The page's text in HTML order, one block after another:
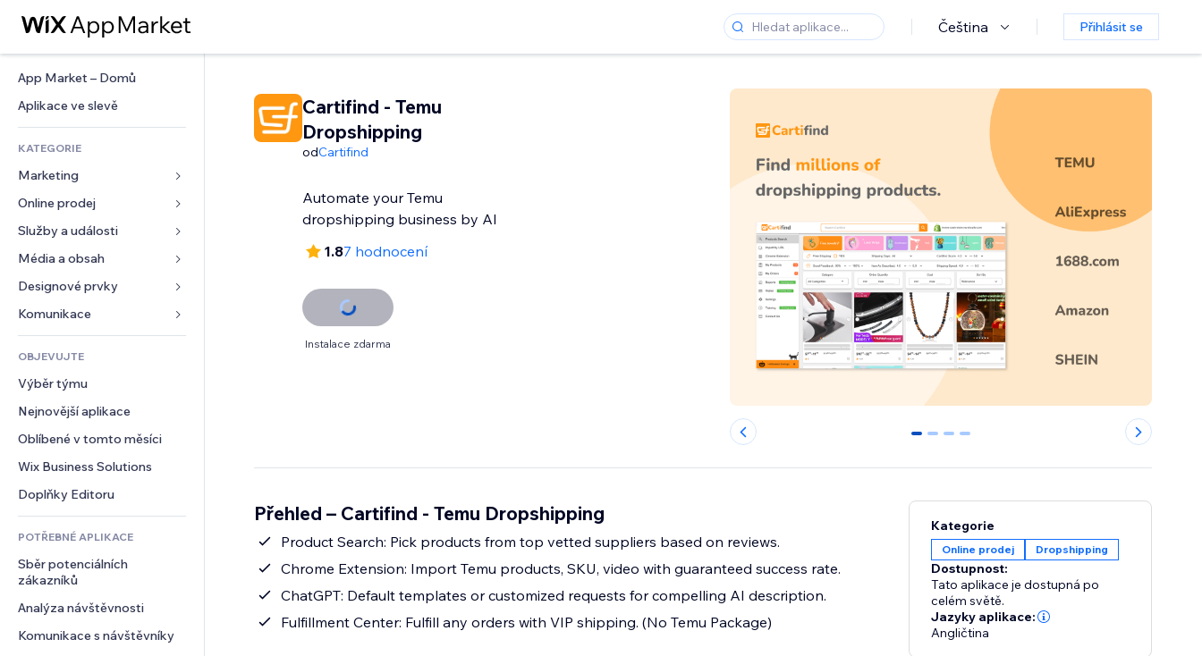
Čeština Přihlásit se
App Market – Domů
Aplikace ve slevě
KATEGORIE
Marketing
Reklamy
Mobilní zařízení
Analytika
Výpisy webu
E‑mail
Online prodej
Aplikace pro obchody
Doprava a doručení
Tlačítka pro prodej
Účetnictví
Kupóny a věrnostní programy
Skladování
Jídlo a nápoje
Služby a události
Ubytování
Události
Restaurace
Nemovitosti
Rezervace
Média a obsah
Galerie
Hudba
Podcasty
Fotografie
Video
PDF
Sdílení souborů
Novinky
Designové prvky
Mapy a navigace
Soukromí a bezpečnost
Hodiny
Šablony stránek
Efekty pro obrázky
Tlačítka a nabídky
Bannery a odznaky
Kalkulačky
Vyhledávání
Počasí
Tabulky a grafy
Formuláře
Ankety
Chat
Komentáře
Telefon
Komunita
Reference a recenze
CRM
OBJEVUJTE
Výběr týmu
Nejnovější aplikace
Oblíbené v tomto měsíci
Wix Business Solutions
Doplňky Editoru
POTŘEBNÉ APLIKACE
Sběr potenciálních
zákazníků
Analýza návštěvnosti
Komunikace s návštěvníky
Cartifind - Temu
Dropshipping
odCartifind
Automate your Temu
dropshipping business by AI
1.87 hodnocení
Instalace zdarma
0 1 2 3
Přehled – Cartifind - Temu Dropshipping
Product Search: Pick products from top vetted suppliers based on reviews.
Chrome Extension: Import Temu products, SKU, video with guaranteed success rate.
ChatGPT: Default templates or customized requests for compelling AI description.
Fulfillment Center: Fulfill any orders with VIP shipping. (No Temu Package)
Kategorie
Online prodej Dropshipping
Dostupnost:
Tato aplikace je dostupná po
celém světě.
Jazyky aplikace:
Angličtina